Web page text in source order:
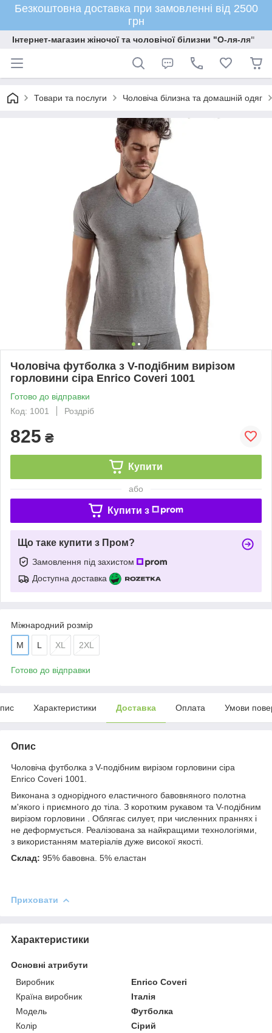
Безкоштовна доставка при замовленні від 2500
грн
Інтернет-магазин жіночої та чоловічої білизни "О-ля-ля"
Товари та послуги Чоловіча білизна та домашній одяг
Чоловіча футболка з V-подібним вирізом
горловини сіра Enrico Coveri 1001
Готово до відправки
Код: 1001
Роздріб
825 ₴
Купити
або
Купити з
Що таке купити з Пром?
Замовлення під захистом
Доступна доставка
Міжнародний розмір
M L XL 2XL
Готово до відправки
Характеристики Доставка Оплата Умови
Опис
Чоловіча футболка з V-подібним вирізом горловини сіра
Enrico Coveri 1001.
Виконана з однорідного еластичного бавовняного полотна
м'якого і приємного до тіла. З коротким рукавом та V-подібним
вирізом горловини . Облягає силует, при численних праннях і
не деформується. Реалізована за найкращими технологіями,
з використанням матеріалів дуже високої якості.
Склад: 95% бавовна. 5% еластан
Приховати
Характеристики
Основні атрибути
Виробник
Enrico Coveri
Країна виробник
Італія
Модель
Футболка
Колір
Сірий